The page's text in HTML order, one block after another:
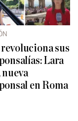
sus
Lara
nueva
en Roma